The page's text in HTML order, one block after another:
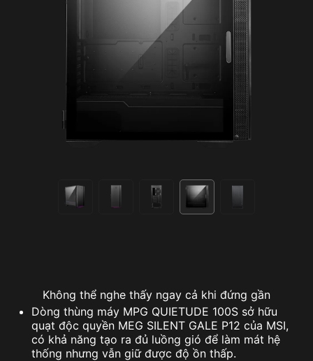
Không thể nghe thấy ngay cả khi đứng gần
Dòng thùng máy MPG QUIETUDE 100S sở hữu
quạt độc quyền MEG SILENT GALE P12 của MSI,
có khả năng tạo ra đủ luồng gió để làm mát hệ
thống nhưng vẫn giữ được độ ồn thấp.